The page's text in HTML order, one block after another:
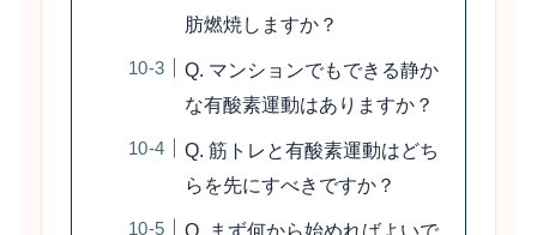
肪燃焼しますか？
Q. マンションでもできる静か
な有酸素運動はありますか？
Q. 筋トレと有酸素運動はどち
らを先にすべきですか？
Q. まず何から始めればよいで